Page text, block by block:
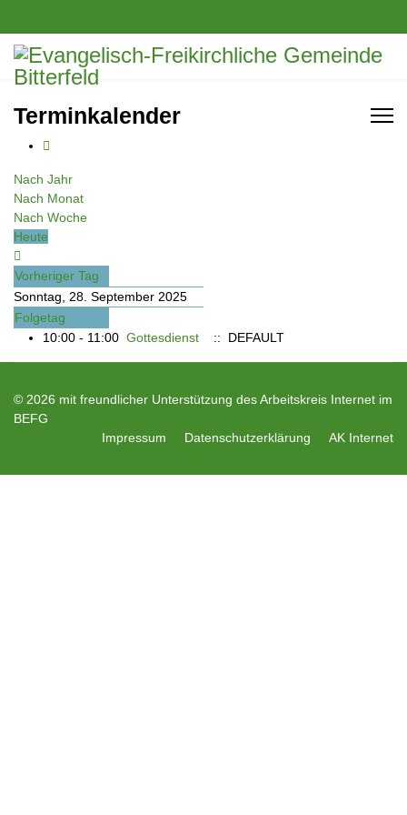
Terminkalender
Nach Jahr
Nach Monat
Nach Woche
Heute
Vorheriger Tag
Sonntag, 28. September 2025
Folgetag
10:00 - 11:00 Gottesdienst :: DEFAULT
© 2026 mit freundlicher Unterstützung des Arbeitskreis Internet im
BEFG
Impressum
Datenschutzerklärung AK Internet